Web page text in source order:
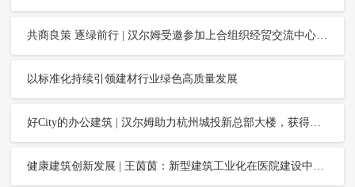
共商良策 逐绿前行 | 汉尔姆受邀参加上合组织经贸交流中心暨“一带一路”国际区域会议
以标准化持续引领建材行业绿色高质量发展
好City的办公建筑 | 汉尔姆助力杭州城投新总部大楼，获得美国绿色建筑LEED金级预认证
健康建筑创新发展 | 王茵茵：新型建筑工业化在医院建设中的理论与实践